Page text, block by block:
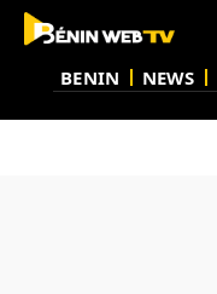
BENIN NEWS